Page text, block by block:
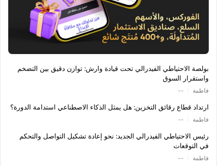
بولصة الاحتياطي الفيدرالي تحت قيادة وارش: توازن دقيق بين التضخم
واستقرار السوق
فاطمة --
ارتداد قطاع رقائق التخزين: هل يمثل الذكاء الاصطناعي استدامة الدورة؟
فاطمة --
رئيس الاحتياطي الفيدرالي الجديد: نحو إعادة تشكيل التواصل والتحكم
في التوقعات
فاطمة --